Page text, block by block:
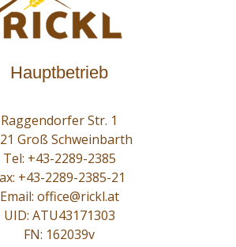
Hauptbetrieb
Raggendorfer Str. 1
Groß Schweinbarth
Tel: +43-2289-2385
+43-2289-2385-21
Email: office@rickl.at
UID: ATU43171303
FN: 162039v